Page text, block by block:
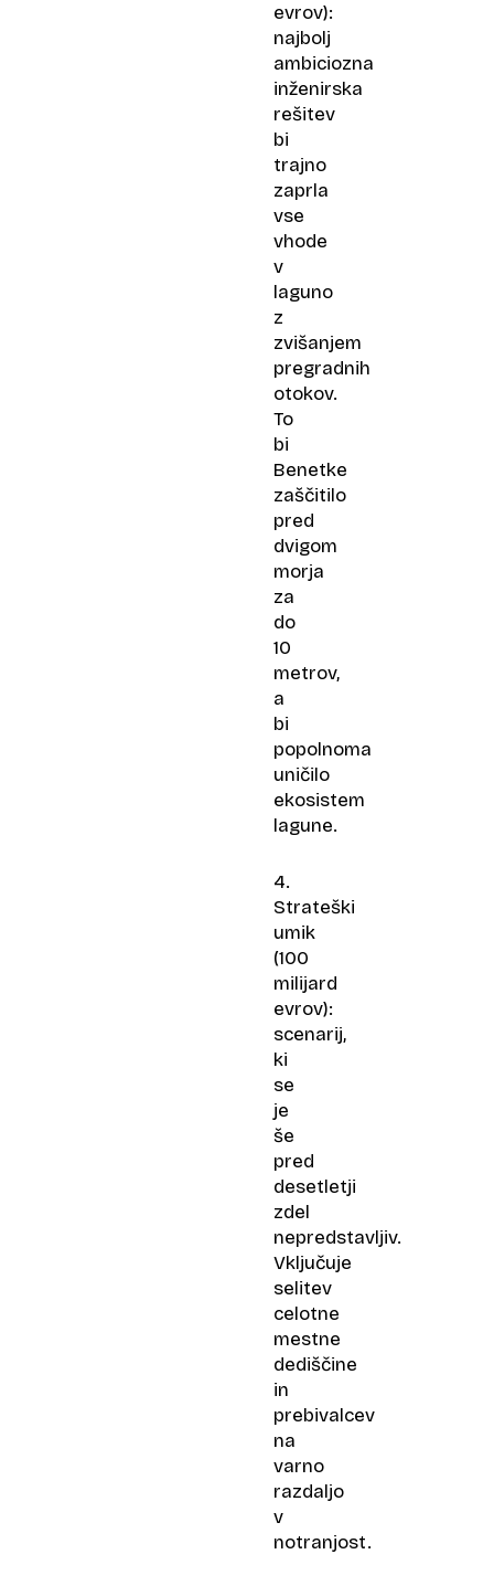
evrov):
najbolj
ambiciozna
inženirska
rešitev
bi
trajno
zaprla
vse
vhode
v
laguno
z
zvišanjem
pregradnih
otokov.
To
bi
Benetke
zaščitilo
pred
dvigom
morja
za
do
10
metrov,
a
bi
popolnoma
uničilo
ekosistem
lagune.
4.
Strateški
umik
(100
milijard
evrov):
scenarij,
ki
se
je
še
pred
desetletji
zdel
nepredstavljiv.
Vključuje
selitev
celotne
mestne
dediščine
in
prebivalcev
na
varno
razdaljo
v
notranjost.